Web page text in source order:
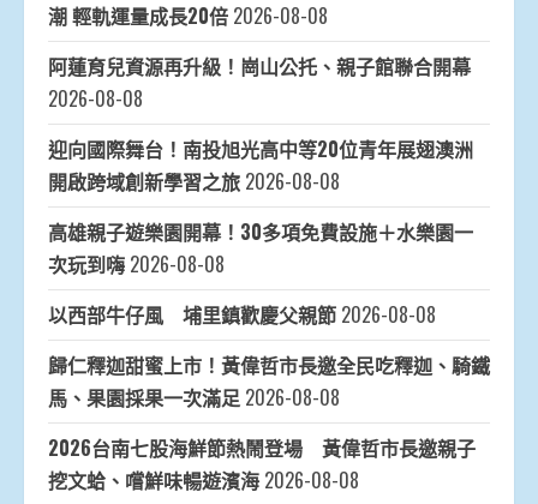
潮 輕軌運量成長20倍 2026-08-08
阿蓮育兒資源再升級！崗山公托、親子館聯合開幕
2026-08-08
迎向國際舞台！南投旭光高中等20位青年展翅澳洲
開啟跨域創新學習之旅 2026-08-08
高雄親子遊樂園開幕！30多項免費設施＋水樂園一
次玩到嗨 2026-08-08
以西部牛仔風 埔里鎮歡慶父親節 2026-08-08
歸仁釋迦甜蜜上市！黃偉哲市長邀全民吃釋迦、騎鐵
馬、果園採果一次滿足 2026-08-08
2026台南七股海鮮節熱鬧登場 黃偉哲市長邀親子
挖文蛤、嚐鮮味暢遊濱海 2026-08-08